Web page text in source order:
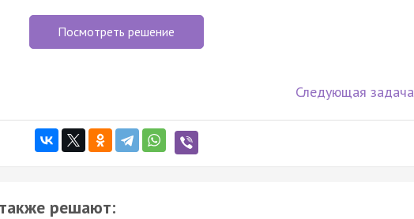
Посмотреть решение
Следующая задача
решают: